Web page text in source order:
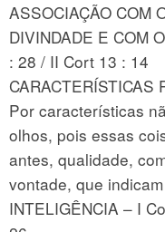
ASSOCIAÇÃO COM
DIVINDADE E COM
: 28 / II Cort 13 : 14
CARACTERÍSTICAS
Por características
olhos, pois essas
antes, qualidade,
vontade, que
INTELIGÊNCIA – I